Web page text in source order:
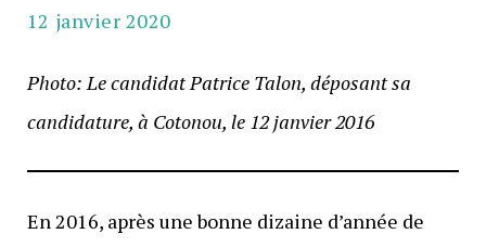
12 janvier 2020
Photo: Le candidat Patrice Talon, déposant sa
candidature, à Cotonou, le 12 janvier 2016
En 2016, après une bonne dizaine d’année de